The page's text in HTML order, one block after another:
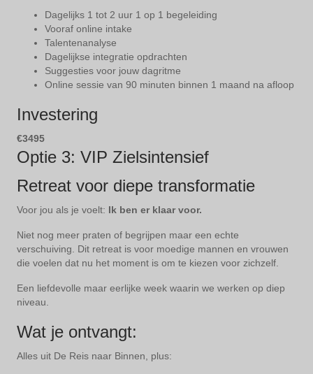
Dagelijks 1 tot 2 uur 1 op 1 begeleiding
Vooraf online intake
Talentenanalyse
Dagelijkse integratie opdrachten
Suggesties voor jouw dagritme
Online sessie van 90 minuten binnen 1 maand na afloop
Investering
€3495
Optie 3: VIP Zielsintensief
Retreat voor diepe transformatie
Voor jou als je voelt: Ik ben er klaar voor.
Niet nog meer praten of begrijpen maar een echte
verschuiving. Dit retreat is voor moedige mannen en vrouwen
die voelen dat nu het moment is om te kiezen voor zichzelf.
Een liefdevolle maar eerlijke week waarin we werken op diep
niveau.
Wat je ontvangt:
Alles uit De Reis naar Binnen, plus: